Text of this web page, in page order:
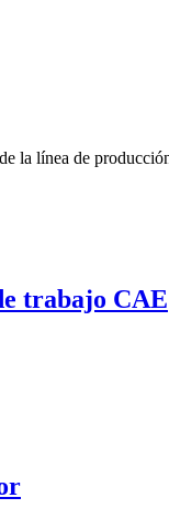
trabajo CAE